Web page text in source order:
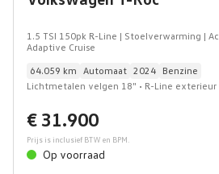
1.5 TSI 150pk R-Line | Stoelverwarming |
Adaptive Cruise
64.059 km Automaat 2024 Benzine
Lichtmetalen velgen 18" • R-Line exterieur
adaptief • Dodehoek detectie • Full-LED
Voorstoelen verwarmd
€ 31.900
Prijs is inclusief BTW en BPM.
Op voorraad